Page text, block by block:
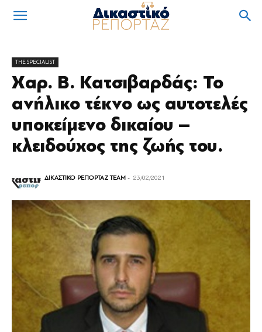
THE SPECIALIST
Χαρ. Β. Κατσιβαρδάς: Το
ανήλικο τέκνο ως αυτοτελές
υποκείμενο δικαίου –
κλειδούχος της ζωής του.
ΔΙΚΑΣΤΙΚΟ ΡΕΠΟΡΤΑΖ TEAM - 23/02/2021